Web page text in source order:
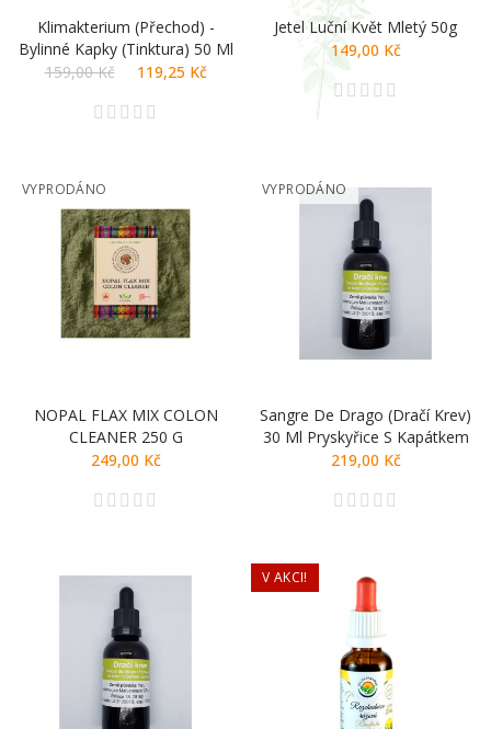
Klimakterium (přechod) -
Bylinné Kapky (tinktura) 50 Ml
159,00 Kč
119,25 Kč
Jetel Luční Květ Mletý 50g
149,00 Kč
VYPRODÁNO
NOPAL FLAX MIX COLON
CLEANER 250 G
249,00 Kč
VYPRODÁNO
Sangre De Drago (Dračí Krev)
30 Ml Pryskyřice S Kapátkem
219,00 Kč
V AKCI!